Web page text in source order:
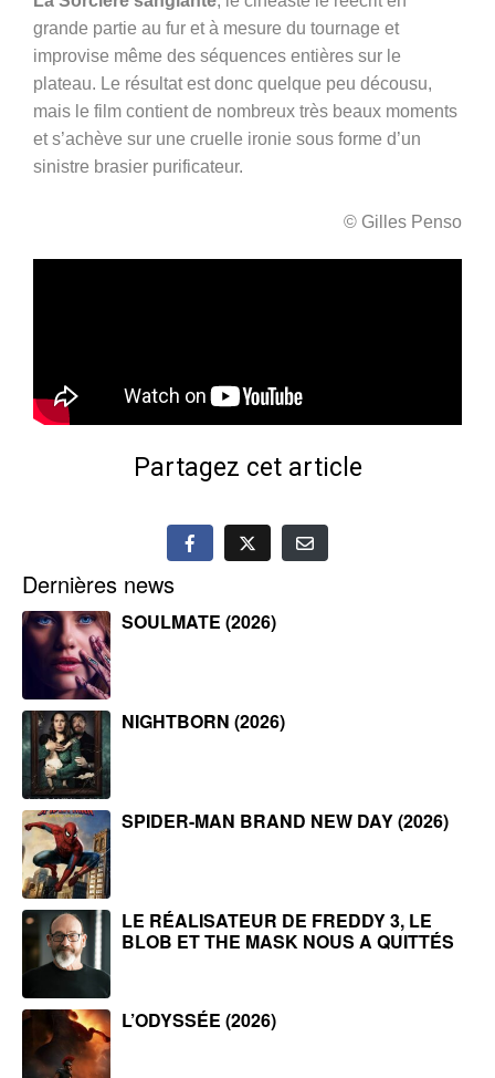
grande partie au fur et à mesure du tournage et
improvise même des séquences entières sur le
plateau. Le résultat est donc quelque peu décousu,
mais le film contient de nombreux très beaux moments
et s’achève sur une cruelle ironie sous forme d’un
sinistre brasier purificateur.
© Gilles Penso
Partagez cet article
Dernières news
SOULMATE (2026)
NIGHTBORN (2026)
SPIDER-MAN BRAND NEW DAY (2026)
LE RÉALISATEUR DE FREDDY 3, LE
BLOB ET THE MASK NOUS A QUITTÉS
L’ODYSSÉE (2026)